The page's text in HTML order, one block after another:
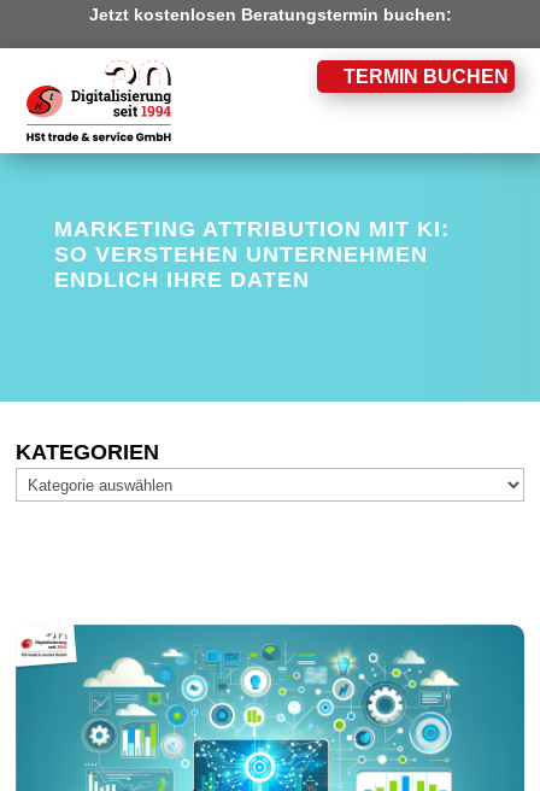
Jetzt kostenlosen Beratungstermin buchen:
TERMIN BUCHEN
MARKETING ATTRIBUTION MIT KI:
SO VERSTEHEN UNTERNEHMEN
ENDLICH IHRE DATEN
KATEGORIEN